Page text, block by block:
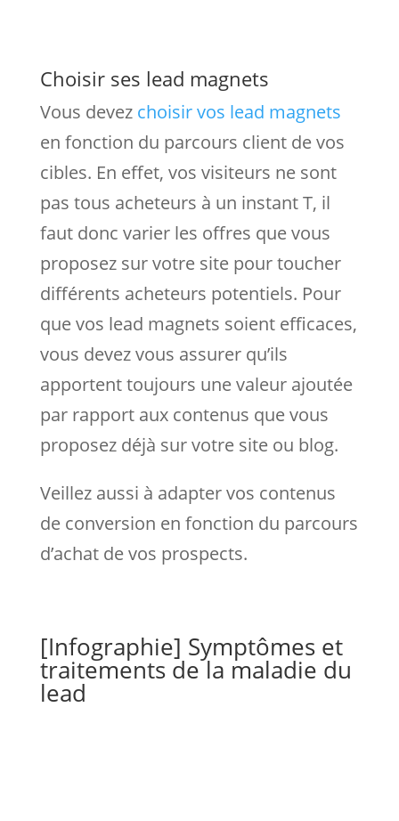
Choisir ses lead magnets
Vous devez choisir vos lead magnets
en fonction du parcours client de vos
cibles. En effet, vos visiteurs ne sont
pas tous acheteurs à un instant T, il
faut donc varier les offres que vous
proposez sur votre site pour toucher
différents acheteurs potentiels. Pour
que vos lead magnets soient efficaces,
vous devez vous assurer qu’ils
apportent toujours une valeur ajoutée
par rapport aux contenus que vous
proposez déjà sur votre site ou blog.
Veillez aussi à adapter vos contenus
de conversion en fonction du parcours
d’achat de vos prospects.
[Infographie] Symptômes et
traitements de la maladie du
lead